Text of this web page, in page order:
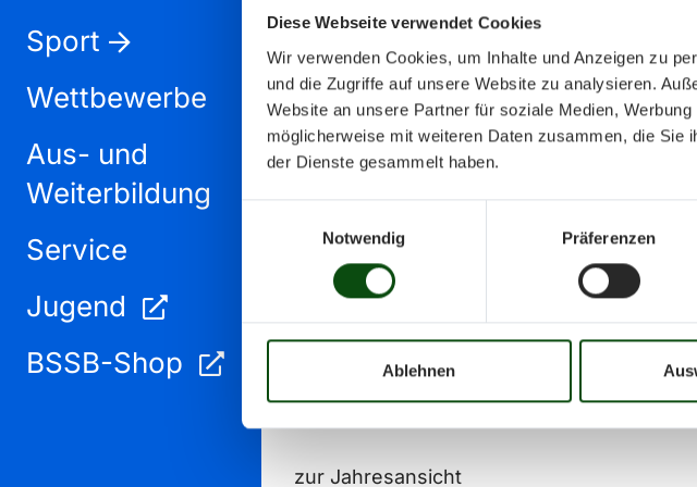
Diese Webseite verwendet Cookies
Wir verwenden Cookies, um Inhalte und Anzeigen zu
und die Zugriffe auf unsere Website zu analysieren.
Website an unsere Partner für soziale Medien,
möglicherweise mit weiteren Daten zusammen, die Sie
der Dienste gesammelt haben.
Notwendig
Präferenzen
Ablehnen
Sport
Wettbewerbe
Aus- und
Weiterbildung
Service
Jugend
BSSB-Shop
Februar 2024
Mo
02 03
16 17 18 19
zur Jahresansicht